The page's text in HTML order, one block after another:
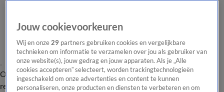
Overzicht Laatste nieuws Regionieuws Het beste van Hart
Tip de
redactie
Jouw cookievoorkeuren
Wij en onze29 partners gebruiken cookies en vergelijkbare
technieken om informatie te verzamelen over jou als gebruiker van
onze website(s), jouw gedrag en jouw apparaten. Als je „Alle
cookies accepteren” selecteert, worden trackingtechnologieën
ingeschakeld om onze advertenties en content te kunnen
personaliseren, onze producten en diensten te verbeteren en om